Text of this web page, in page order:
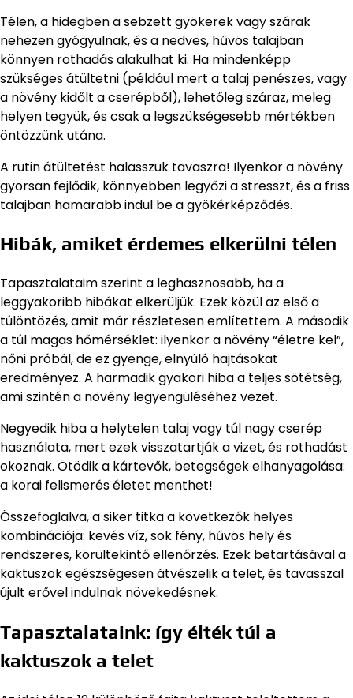
Télen, a hidegben a sebzett gyökerek vagy szárak
nehezen gyógyulnak, és a nedves, hűvös talajban
könnyen rothadás alakulhat ki. Ha mindenképp
szükséges átültetni (például mert a talaj penészes, vagy
a növény kidőlt a cserépből), lehetőleg száraz, meleg
helyen tegyük, és csak a legszükségesebb mértékben
öntözzünk utána.
A rutin átültetést halasszuk tavaszra! Ilyenkor a növény
gyorsan fejlődik, könnyebben legyőzi a stresszt, és a friss
talajban hamarabb indul be a gyökérképződés.
Hibák, amiket érdemes elkerülni télen
Tapasztalataim szerint a leghasznosabb, ha a
leggyakoribb hibákat elkerüljük. Ezek közül az első a
túlöntözés, amit már részletesen említettem. A második
a túl magas hőmérséklet: ilyenkor a növény “életre kel”,
nőni próbál, de ez gyenge, elnyúló hajtásokat
eredményez. A harmadik gyakori hiba a teljes sötétség,
ami szintén a növény legyengüléséhez vezet.
Negyedik hiba a helytelen talaj vagy túl nagy cserép
használata, mert ezek visszatartják a vizet, és rothadást
okoznak. Ötödik a kártevők, betegségek elhanyagolása:
a korai felismerés életet menthet!
Összefoglalva, a siker titka a következők helyes
kombinációja: kevés víz, sok fény, hűvös hely és
rendszeres, körültekintő ellenőrzés. Ezek betartásával a
kaktuszok egészségesen átvészelik a telet, és tavasszal
újult erővel indulnak növekedésnek.
Tapasztalataink: így élték túl a
kaktuszok a telet